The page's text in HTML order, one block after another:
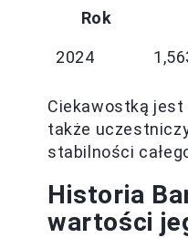
Rok
2024
Ciekawostką jest
także
stabilności
Historia
wartości